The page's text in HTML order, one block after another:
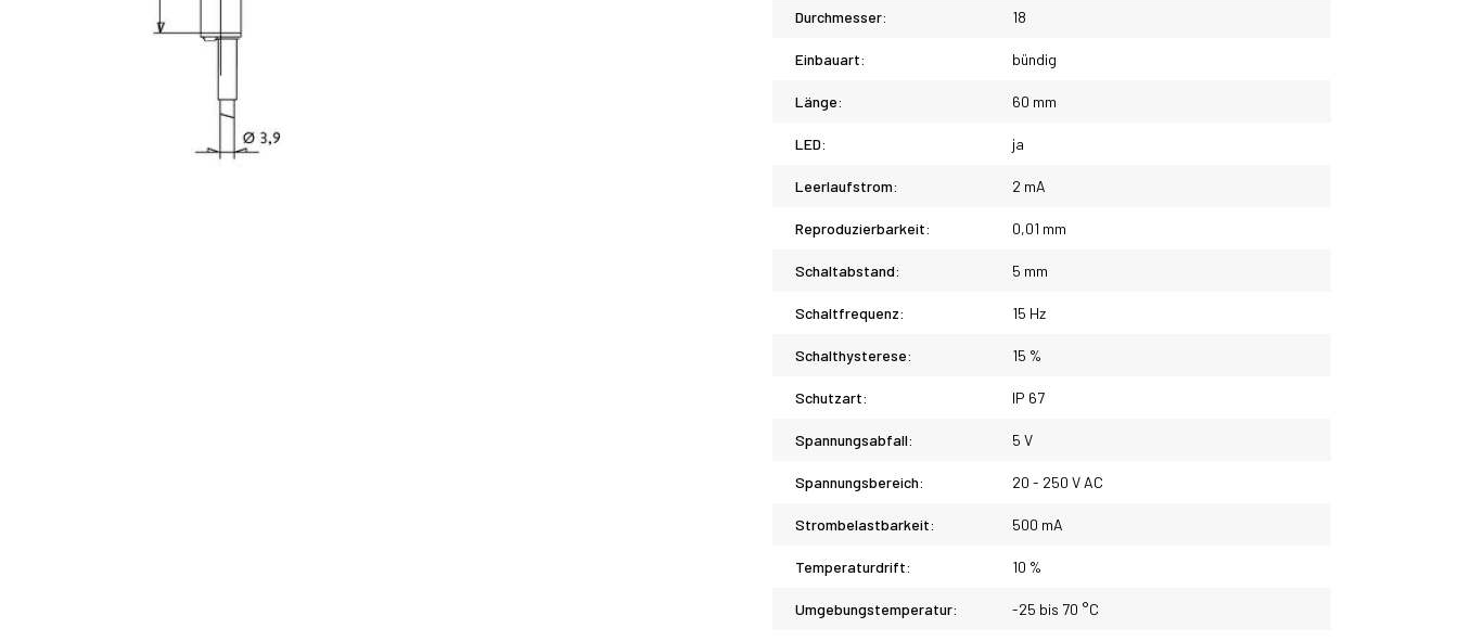
Durchmesser: 18
Einbauart: bündig
Länge: 60 mm
LED: ja
Leerlaufstrom: 2 mA
Reproduzierbarkeit: 0,01 mm
Schaltabstand: 5 mm
Schaltfrequenz: 15 Hz
Schalthysterese: 15 %
Schutzart: IP 67
Spannungsabfall: 5 V
Spannungsbereich: 20 - 250 V AC
Strombelastbarkeit: 500 mA
Temperaturdrift: 10 %
Umgebungstemperatur: -25 bis 70 °C